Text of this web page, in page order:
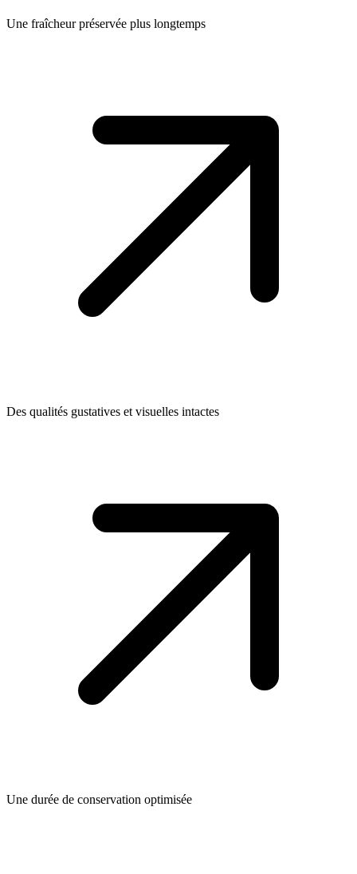
Une fraîcheur préservée plus longtemps
Des qualités gustatives et visuelles intactes
Une durée de conservation optimisée